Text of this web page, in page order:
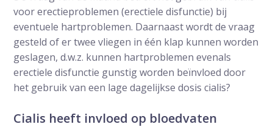
voor erectieproblemen (erectiele disfunctie) bij
eventuele hartproblemen. Daarnaast wordt de vraag
gesteld of er twee vliegen in één klap kunnen worden
geslagen, d.w.z. kunnen hartproblemen evenals
erectiele disfunctie gunstig worden beïnvloed door
het gebruik van een lage dagelijkse dosis cialis?
Cialis heeft invloed op bloedvaten